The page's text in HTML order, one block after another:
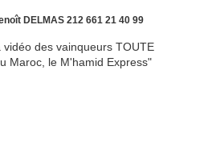
DELMAS 212 661 21 40 99